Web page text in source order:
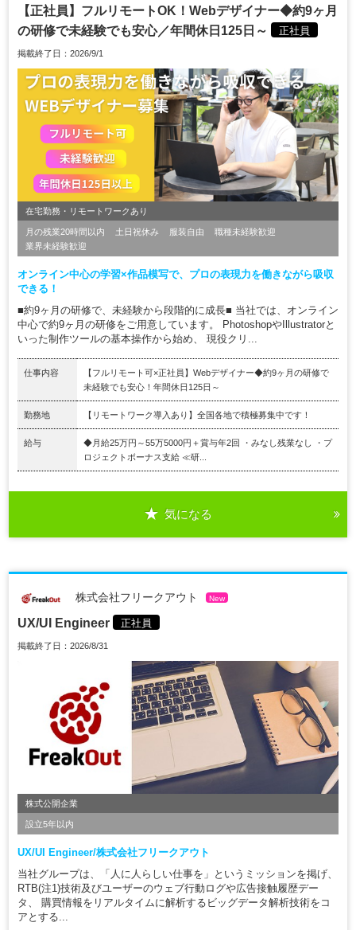
【正社員】フルリモートOK！Webデザイナー◆約9ヶ月
の研修で未経験でも安心／年間休日125日～
正社員
掲載終了日：2026/9/1
在宅勤務・リモートワークあり
月の残業20時間以内 土日祝休み 服装自由
職種未経験歓迎
業界未経験歓迎
オンライン中心の学習×作品模写で、プロの表現力を働きながら吸収
できる！
■約9ヶ月の研修で、未経験から段階的に成長■ 当社では、オンライン
中心で約9ヶ月の研修をご用意しています。 PhotoshopやIllustratorと
いった制作ツールの基本操作から始め、 現役クリ...
仕事内容
【フルリモート可×正社員】Webデザイナー◆約9ヶ月の研修で
未経験でも安心！年間休日125日～
勤務地 【リモートワーク導入あり】全国各地で積極募集中です！
給与
◆月給25万円～55万5000円＋賞与年2回 ・みなし残業なし ・プ
ロジェクトボーナス支給 ≪研...
気になる
株式会社フリークアウト New
UX/UI Engineer 正社員
掲載終了日：2026/8/31
株式公開企業
設立5年以内
UX/UI Engineer/株式会社フリークアウト
当社グループは、「人に人らしい仕事を」というミッションを掲げ、
RTB(注1)技術及びユーザーのウェブ行動ログや広告接触履歴デー
タ、 購買情報をリアルタイムに解析するビッグデータ解析技術をコ
アとする...